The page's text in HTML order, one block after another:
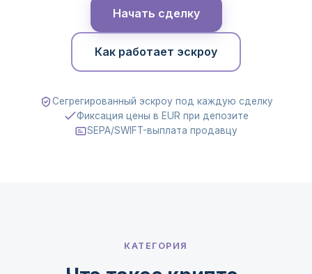
Начать сделку
Как работает эскроу
Сегрегированный эскроу под каждую сделку
Фиксация цены в EUR при депозите
SEPA/SWIFT-выплата продавцу
КАТЕГОРИЯ